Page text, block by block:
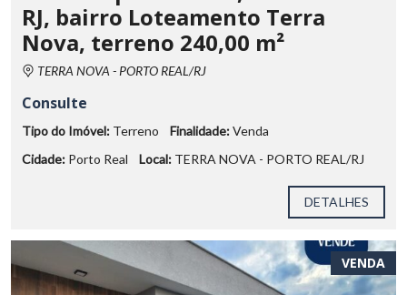
RJ, bairro Loteamento Terra
Nova, terreno 240,00 m²
TERRA NOVA - PORTO REAL/RJ
Consulte
Tipo do Imóvel: Terreno Finalidade:Venda
Cidade: Porto Real Local: TERRA NOVA - PORTO REAL/RJ
DETALHES
VENDA